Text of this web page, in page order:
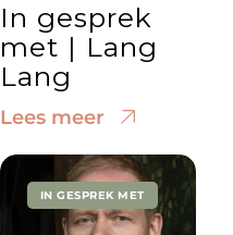
In gesprek
met | Lang
Lang
Lees meer
IN GESPREK MET